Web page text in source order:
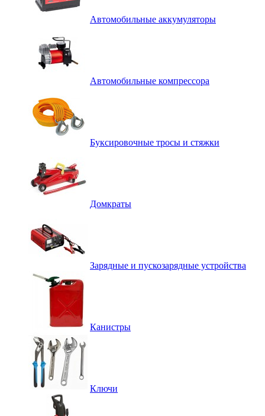
Автомобильные аккумуляторы
Автомобильные компрессора
Буксировочные тросы и стяжки
Домкраты
Зарядные и пускозарядные устройства
Канистры
Ключи